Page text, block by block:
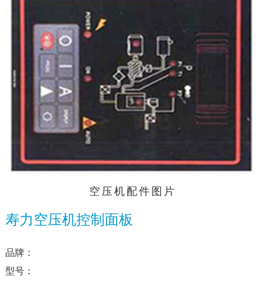
空压机配件图片
寿力空压机控制面板
品牌：
型号：